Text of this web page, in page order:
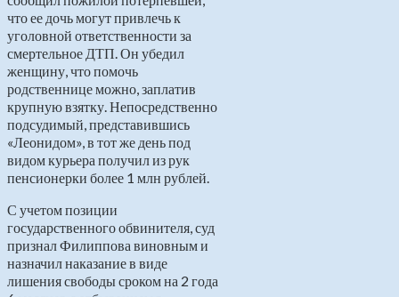
что ее дочь могут привлечь к
уголовной ответственности за
смертельное ДТП. Он убедил
женщину, что помочь
родственнице можно, заплатив
крупную взятку. Непосредственно
подсудимый, представившись
«Леонидом», в тот же день под
видом курьера получил из рук
пенсионерки более 1 млн рублей.
С учетом позиции
государственного обвинителя, суд
признал Филиппова виновным и
назначил наказание в виде
лишения свободы сроком на 2 года